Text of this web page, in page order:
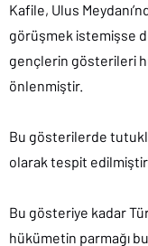
Kafile, Ulus
görüşmek istemişse
gençlerin gösterileri
önlenmiştir.
Bu gösterilerde
olarak tespit
Bu gösteriye kadar
hükümetin parmağı